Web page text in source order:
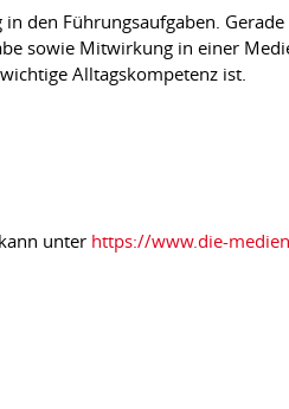
den Führungsaufgaben.
sowie Mitwirkung in einer
Alltagskompetenz ist.
unter https://www.die-